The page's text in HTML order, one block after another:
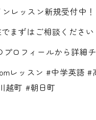
レッスン新規受付中！
まずはご相談ください
ロフィールから詳細チ
レッスン #中学英語
越町 #朝日町